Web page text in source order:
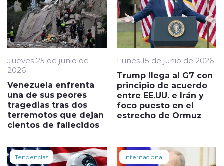
Jueves 25 de junio de
2026
Venezuela enfrenta
una de sus peores
tragedias tras dos
terremotos que dejan
cientos de fallecidos
Lunes 15 de junio de 2026
Trump llega al G7 con
principio de acuerdo
entre EE.UU. e Irán y
foco puesto en el
estrecho de Ormuz
Tendencias Internacional